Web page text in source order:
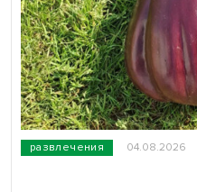
развлечения 04.08.2026